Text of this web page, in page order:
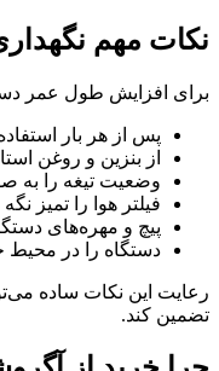
نکات مهم
برای افزایش طول عمر
پس از هر بار
از بنزین و روغن
وضعیت تیغه را به
فیلتر هوا را تمیز نگه
پیچ و مهره‌های
دستگاه را در محیط
رعایت این نکات ساده
تضمین کند.